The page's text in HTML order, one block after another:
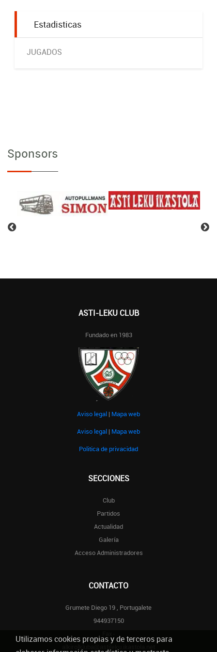
Estadisticas
JUGADOS
Sponsors
ASTI-LEKU CLUB
Fundado en 1983
Aviso legal | Mapa web
Aviso legal | Mapa web
Politica de privacidad
SECCIONES
Club
Partidos
Actualidad
Galería
Acceso Administradores
CONTACTO
Grumete Diego 19 , Portugalete
944937150
Utilizamos cookies propias y de terceros para